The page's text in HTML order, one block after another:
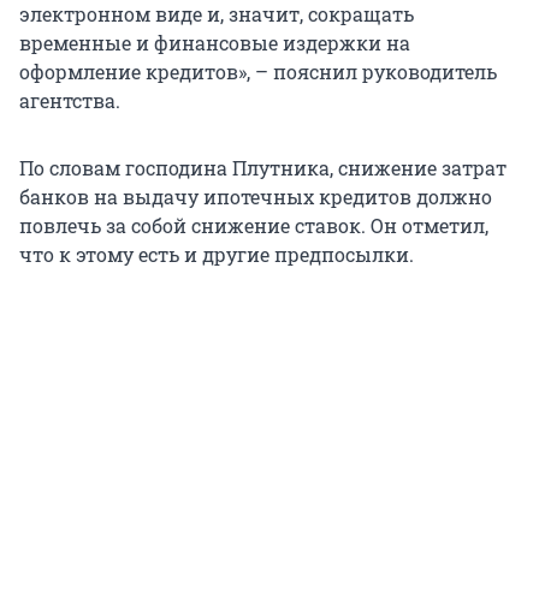
электронном виде и, значит, сокращать
временные и финансовые издержки на
оформление кредитов», – пояснил руководитель
агентства.
По словам господина Плутника, снижение затрат
банков на выдачу ипотечных кредитов должно
повлечь за собой снижение ставок. Он отметил,
что к этому есть и другие предпосылки.